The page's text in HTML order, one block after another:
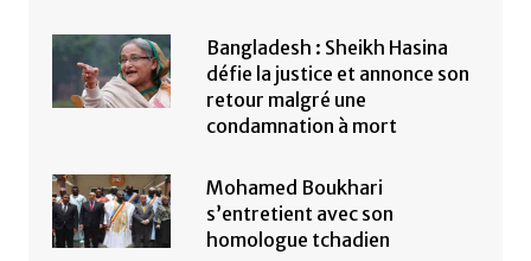
Bangladesh : Sheikh Hasina
défie la justice et annonce son
retour malgré une
condamnation à mort
Mohamed Boukhari
s’entretient avec son
homologue tchadien